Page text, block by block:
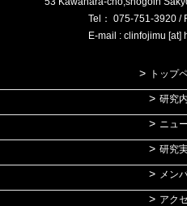
Tel： 075-751-3920 /
E-mail : clinfojimu [at]
トップ
研究
ニュ
研究
メン
アク